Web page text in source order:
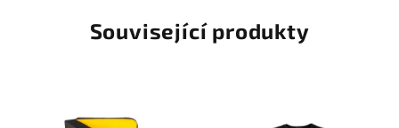
Související produkty